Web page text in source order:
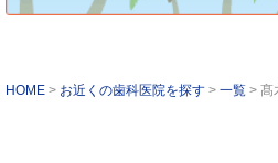
HOME お近くの歯科医院を探す 一覧 髙